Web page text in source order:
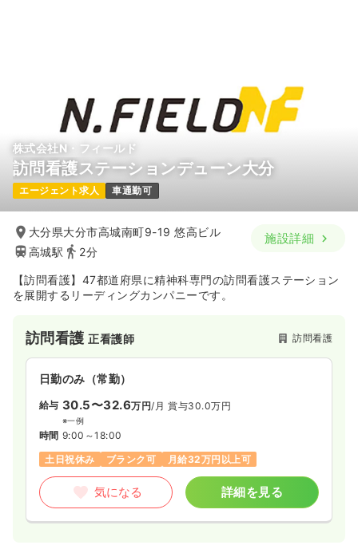
株式会社N・フィールド
訪問看護ステーションデューン大分
エージェント求人 車通勤可
大分県大分市高城南町9-19 悠高ビル
高城駅
2分
施設詳細
【訪問看護】47都道府県に精神科専門の訪問看護ステーション
を展開するリーディングカンパニーです。
訪問看護正看護師 訪問看護
日勤のみ（常勤）
給与 30.5〜32.6万円/月 賞与30.0万円
※一例
時間 9:00～18:00
土日祝休み
ブランク可 月給32万円以上可
気になる 詳細を見る